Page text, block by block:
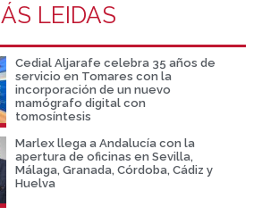
LEIDAS
Cedial Aljarafe celebra 35 años de
servicio en Tomares con la
incorporación de un nuevo
mamógrafo digital con
tomosíntesis
Marlex llega a Andalucía con la
apertura de oficinas en Sevilla,
Málaga, Granada, Córdoba, Cádiz y
Huelva